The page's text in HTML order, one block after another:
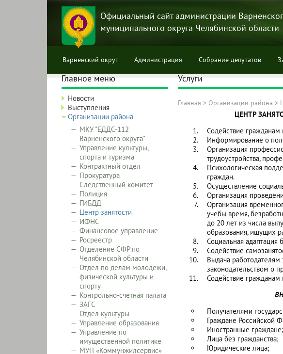
Официальный сайт администрации
муниципального округа Челябинской области
Варненский округ Администрация Собрание депутатов
Услуги
навигации
Главная > Организации района >
ЦЕНТР
Содействие
Информирование о
Организация
трудоустройства,
Психологическая
граждан.
Осуществление
Организация
Организация
учебы время,
до 20 лет из числа
образования, ищущих
Социальная адаптация
Содействие
Выдача работодателям
законодательством о
Содействие гражданам
Получателями
Граждане Российской
Иностранные граждане;
Лица без гражданства;
Юридические лица;
Главное меню
Новости
Выступления
Организации района
МКУ "ЕДДС-112
Варненского округа"
Управление культуры,
спорта и туризма
Контрактный отдел
Прокуратура
Следственный комитет
Полиция
ГИБДД
Центр занятости
ИФНС
Финансовое управление
Росреестр
Отделение СФР по
Челябинской области
Отдел по делам молодежи,
физической культуры и
спорту
Контрольно-счетная палата
ЗАГС
Отдел культуры
Управление образования
Управление по
имущественной политике
МУП «Коммунжилсервис»